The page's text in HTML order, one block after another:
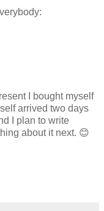
I bought myself
arrived two days
I plan to write
about it next. 😊